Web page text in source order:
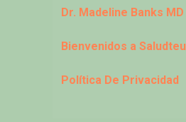
Dr. Madeline Banks MD
Bienvenidos a Saludteu
Política De Privacidad